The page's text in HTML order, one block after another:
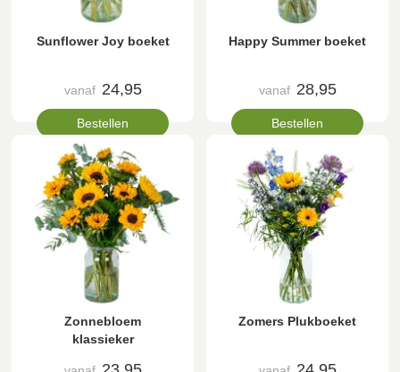
Sunflower Joy boeket
vanaf 24,95
Bestellen
Happy Summer boeket
vanaf 28,95
Bestellen
Zonnebloem
klassieker
Zomers Plukboeket